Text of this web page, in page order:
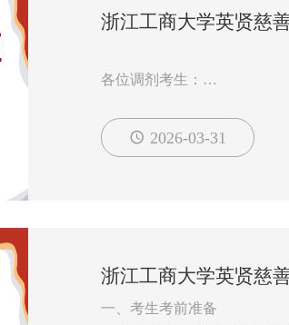
浙江工商大学英贤慈
各位调剂考生：
采集系统”将在4月1日开通，
并按照要求填报。
调剂名额
统考科目要求
2026-03-31
浙江工商大学英贤慈
一、考生考前准备